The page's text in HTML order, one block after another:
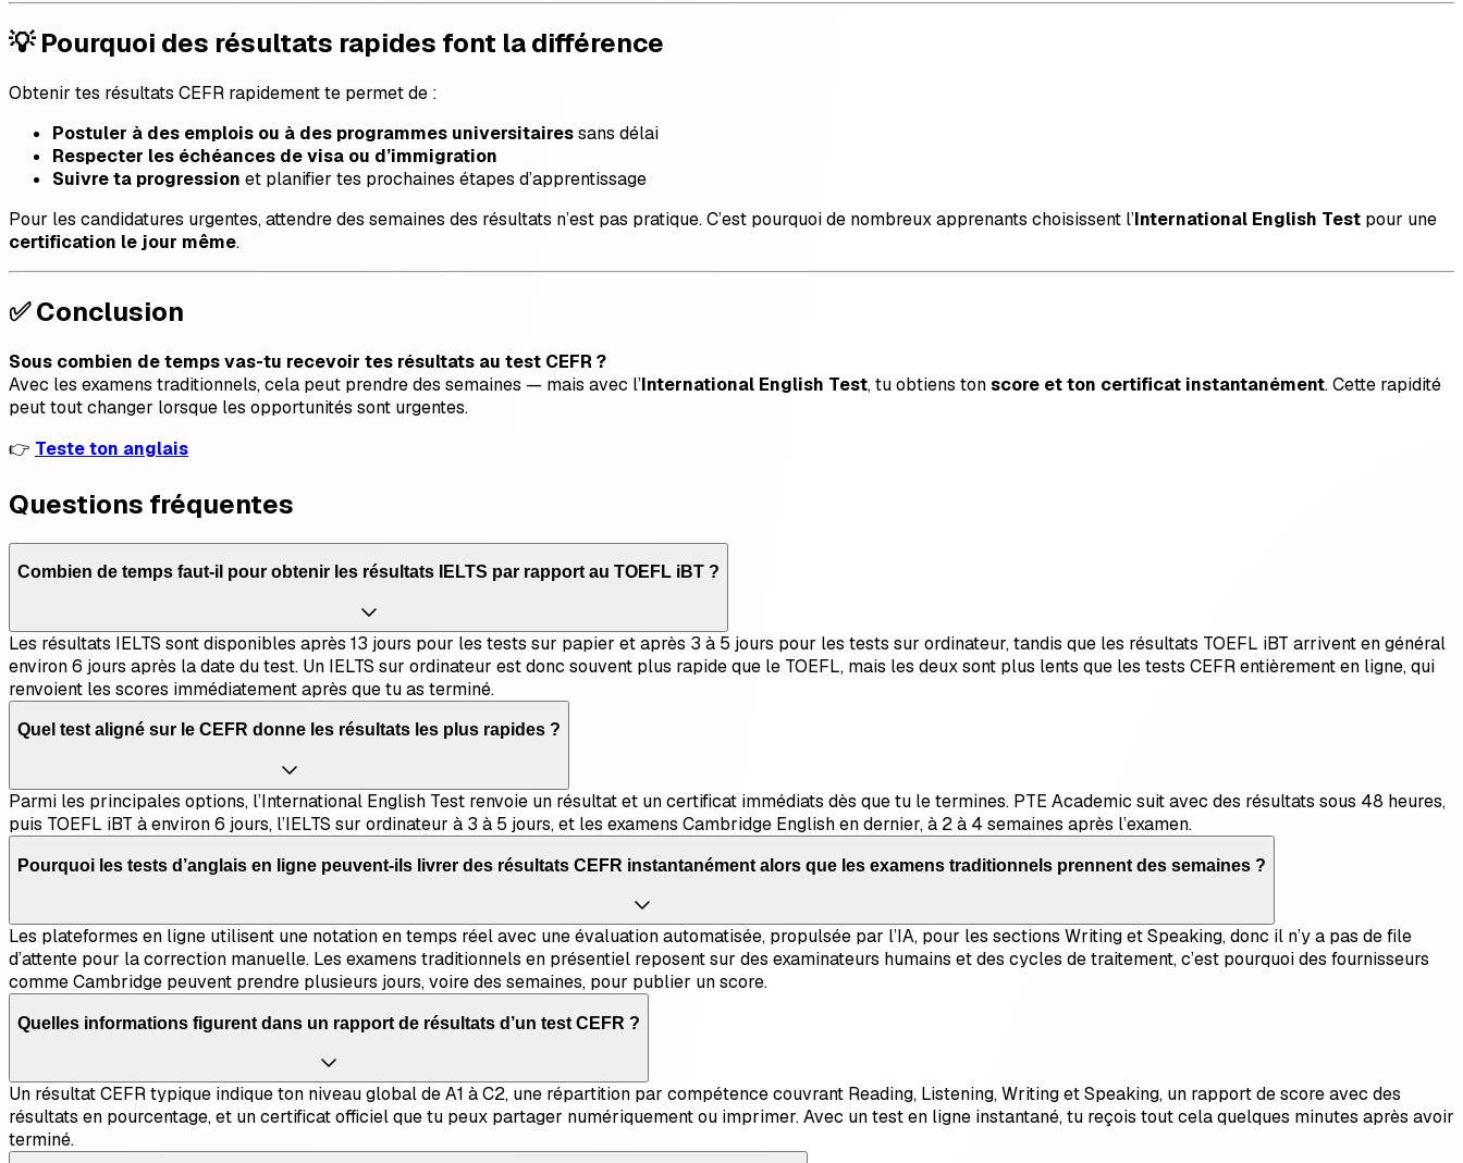
💡 Pourquoi des résultats rapides font la différence
Obtenir tes résultats CEFR rapidement te permet de :
Postuler à des emplois ou à des programmes universitairessans délai
Respecter les échéances de visa ou d’immigration
Suivre ta progression et planifier tes prochaines étapes d’apprentissage
Pour les candidatures urgentes, attendre des semaines des résultats n’est pas pratique. C’est pourquoi de nombreux apprenants choisissent l’International English Test pour une
certification le jour même.
✅ Conclusion
Sous combien de temps vas-tu recevoir tes résultats au test CEFR ?
Avec les examens traditionnels, cela peut prendre des semaines — mais avec l’International English Test, tu obtiens tonscore et ton certificat instantanément. Cette rapidité
peut tout changer lorsque les opportunités sont urgentes.
👉 Teste ton anglais
Questions fréquentes
Combien de temps faut-il pour obtenir les résultats IELTS par rapport au TOEFL iBT ?
Les résultats IELTS sont disponibles après 13 jours pour les tests sur papier et après 3 à 5 jours pour les tests sur ordinateur, tandis que les résultats TOEFL iBT arrivent en général
environ 6 jours après la date du test. Un IELTS sur ordinateur est donc souvent plus rapide que le TOEFL, mais les deux sont plus lents que les tests CEFR entièrement en ligne, qui
renvoient les scores immédiatement après que tu as terminé.
Quel test aligné sur le CEFR donne les résultats les plus rapides ?
Parmi les principales options, l’International English Test renvoie un résultat et un certificat immédiats dès que tu le termines. PTE Academic suit avec des résultats sous 48 heures,
puis TOEFL iBT à environ 6 jours, l’IELTS sur ordinateur à 3 à 5 jours, et les examens Cambridge English en dernier, à 2 à 4 semaines après l’examen.
Pourquoi les tests d’anglais en ligne peuvent-ils livrer des résultats CEFR instantanément alors que les examens traditionnels prennent des semaines ?
Les plateformes en ligne utilisent une notation en temps réel avec une évaluation automatisée, propulsée par l’IA, pour les sections Writing et Speaking, donc il n’y a pas de file
d’attente pour la correction manuelle. Les examens traditionnels en présentiel reposent sur des examinateurs humains et des cycles de traitement, c’est pourquoi des fournisseurs
comme Cambridge peuvent prendre plusieurs jours, voire des semaines, pour publier un score.
Quelles informations figurent dans un rapport de résultats d’un test CEFR ?
Un résultat CEFR typique indique ton niveau global de A1 à C2, une répartition par compétence couvrant Reading, Listening, Writing et Speaking, un rapport de score avec des
résultats en pourcentage, et un certificat officiel que tu peux partager numériquement ou imprimer. Avec un test en ligne instantané, tu reçois tout cela quelques minutes après avoir
terminé.